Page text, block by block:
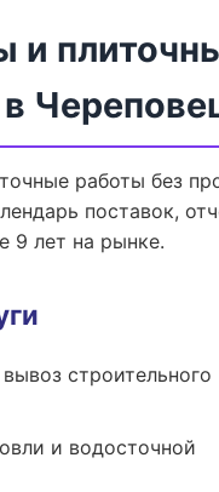
и
работы без
поставок,
9 лет на рынке.
строительного
и водосточной